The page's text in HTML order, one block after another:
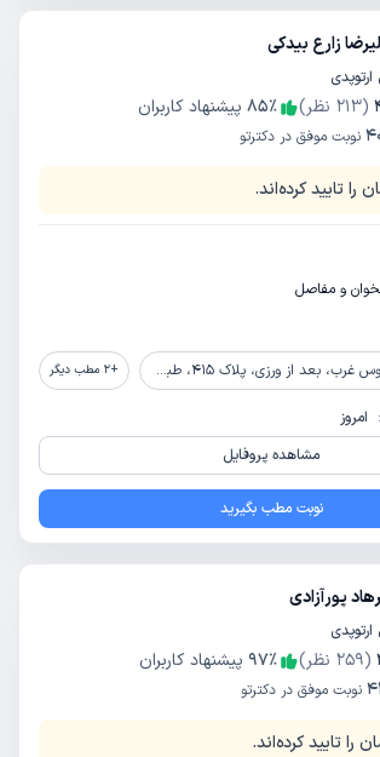
زارع بیدکی
(
213 نظر) 85٪
پیشنهاد کاربران
نوبت موفق در دکترتو
را تایید کرده‌اند.
و مفاصل
بعد از ورزی، پلاک 415، طبقه دوم، واحد 2 +
2 مطب دیگر
امروز
مشاهده پروفایل
نوبت مطب بگیرید
پورآزادی
(
259 نظر) 97٪
پیشنهاد کاربران
نوبت موفق در دکترتو
را تایید کرده‌اند.